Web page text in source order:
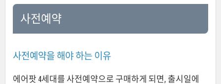
사전예약
사전예약을 해야 하는 이유
에어팟 4세대를 사전예약으로 구매하게 되면, 출시일에